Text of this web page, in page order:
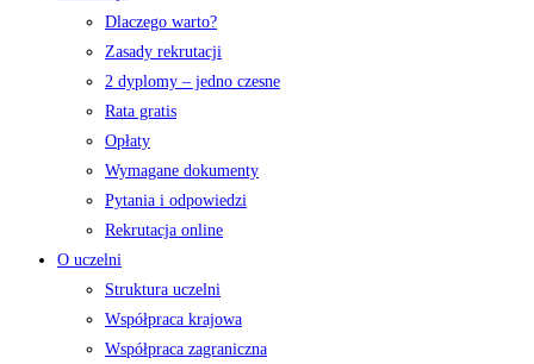
Dlaczego warto?
Zasady rekrutacji
2 dyplomy – jedno czesne
Rata gratis
Opłaty
Wymagane dokumenty
Pytania i odpowiedzi
Rekrutacja online
O uczelni
Struktura uczelni
Współpraca krajowa
Współpraca zagraniczna